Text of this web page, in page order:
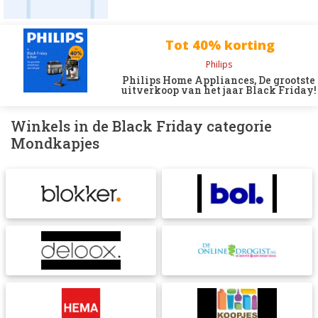
Tot 40% korting
Philips
Philips Home Appliances, De grootste
uitverkoop van het jaar Black Friday!
Winkels in de Black Friday categorie
Mondkapjes